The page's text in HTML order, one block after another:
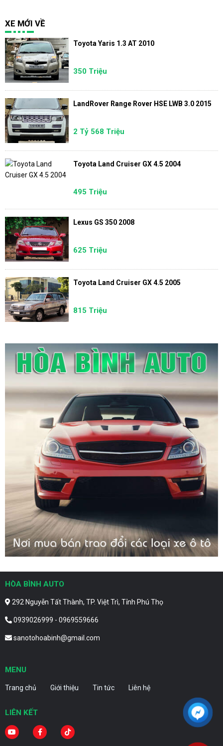
XE MỚI VỀ
Toyota Yaris 1.3 AT 2010
350 Triệu
LandRover Range Rover HSE LWB 3.0 2015
2 Tỷ 568 Triệu
Toyota Land Cruiser GX 4.5 2004
495 Triệu
Lexus GS 350 2008
625 Triệu
Toyota Land Cruiser GX 4.5 2005
815 Triệu
HÒA BÌNH AUTO
292 Nguyễn Tất Thành, TP. Việt Trì, Tỉnh Phú Thọ
0939026999 - 0969559666
sanotohoabinh@gmail.com
MENU
Trang chủ Giới thiệu Tin tức Liên hệ
LIÊN KẾT